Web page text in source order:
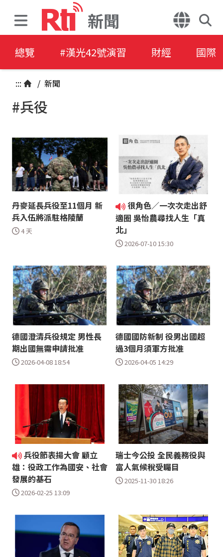
新聞
總覽 #漢光42號演習 財經 國際
::: / 新聞
#兵役
丹麥延長兵役至11個月 新
兵入伍將派駐格陵蘭
4 天
很角色／一次次走出舒
適圈 吳怡農尋找人生「真
北」
2026-07-10 15:30
德國澄清兵役規定 男性長
期出國無需申請批准
2026-04-08 18:54
德國國防新制 役男出國超
過3個月須軍方批准
2026-04-05 14:29
兵役節表揚大會 顧立
雄：役政工作為國安、社會
發展的基石
2026-02-25 13:09
瑞士今公投 全民義務役與
富人氣候稅受矚目
2025-11-30 18:26